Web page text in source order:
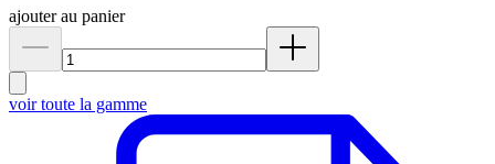
ajouter au panier
voir toute la gamme